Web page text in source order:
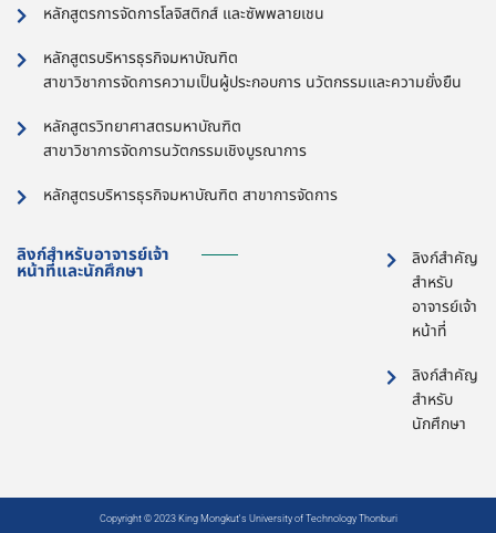
หลักสูตรการจัดการโลจิสติกส์ และซัพพลายเชน
หลักสูตรบริหารธุรกิจมหาบัณฑิต
สาขาวิชาการจัดการความเป็นผู้ประกอบการ นวัตกรรมและความยั่งยืน
หลักสูตรวิทยาศาสตรมหาบัณฑิต
สาขาวิชาการจัดการนวัตกรรมเชิงบูรณาการ
หลักสูตรบริหารธุรกิจมหาบัณฑิต สาขาการจัดการ
ลิงก์สำหรับอาจารย์เจ้า
หน้าที่และนักศึกษา
ลิงก์สำคัญ
สำหรับ
อาจารย์เจ้า
หน้าที่
ลิงก์สำคัญ
สำหรับ
นักศึกษา
Copyright © 2023 King Mongkut's University of Technology Thonburi